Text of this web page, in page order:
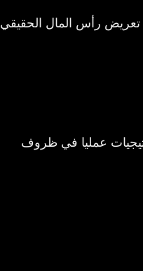
تعريض رأس المال الحقيقي
عمليا في ظروف